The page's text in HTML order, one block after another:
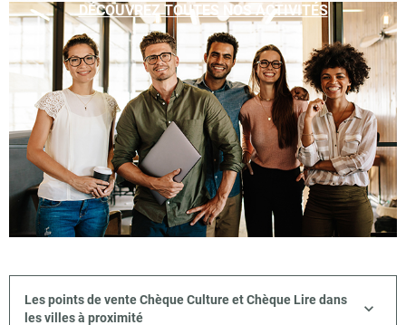
DÉCOUVREZ TOUTES NOS ACTIVITÉS
Les points de vente Chèque Culture et Chèque Lire dans
les villes à proximité